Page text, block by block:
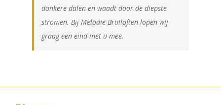
donkere dalen en waadt door de diepste
stromen. Bij Melodie Bruiloften lopen wij
graag een eind met u mee.